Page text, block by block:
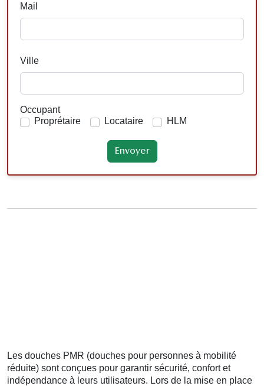
Mail
Ville
Occupant
Proprétaire
Locataire HLM
Les douches PMR (douches pour personnes à mobilité
réduite) sont conçues pour garantir sécurité, confort et
indépendance à leurs utilisateurs. Lors de la mise en place